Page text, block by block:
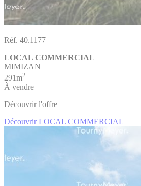
Réf. 40.1177
LOCAL COMMERCIAL
MIMIZAN
291m2
À vendre
Découvrir l'offre
Découvrir LOCAL COMMERCIAL